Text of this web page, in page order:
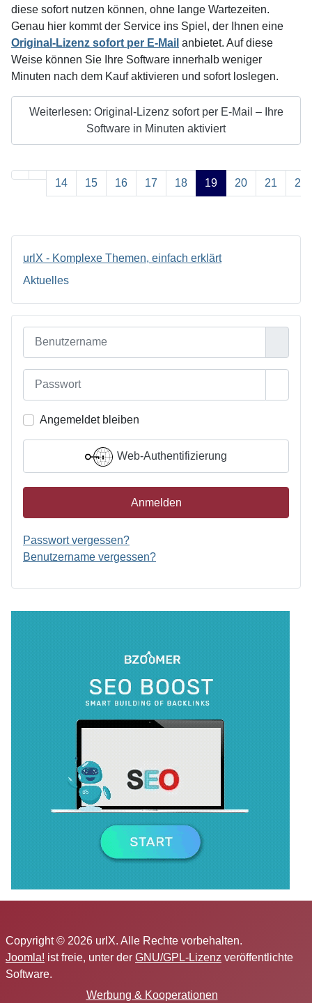
diese sofort nutzen können, ohne lange Wartezeiten.
Genau hier kommt der Service ins Spiel, der Ihnen eine
Original-Lizenz sofort per E-Mail anbietet. Auf diese
Weise können Sie Ihre Software innerhalb weniger
Minuten nach dem Kauf aktivieren und sofort loslegen.
Weiterlesen: Original-Lizenz sofort per E-Mail – Ihre
Software in Minuten aktiviert
Seite 19 von 25
14 15 16 17 18 19 20 21 22
urlX - Komplexe Themen, einfach erklärt
Aktuelles
Angemeldet bleiben
Web-Authentifizierung
Anmelden
Passwort vergessen?
Benutzername vergessen?
Copyright © 2026 urlX. Alle Rechte vorbehalten.
Joomla! ist freie, unter der GNU/GPL-Lizenz veröffentlichte
Software.
Werbung & Kooperationen